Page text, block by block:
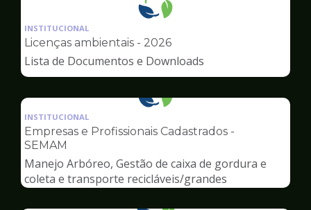
Ilustração
pagina
Meio
INSTITUCIONAL
Licenças ambientais - 2026
Lista de Documentos e Downloads
Ilustração
pagina
Meio
Ambiente
INSTITUCIONAL
Empresas e Profissionais Cadastrados -
SEMAM
Manejo Arbóreo, Gestão de caixa de gordura e
coleta e transporte recicláveis/grandes